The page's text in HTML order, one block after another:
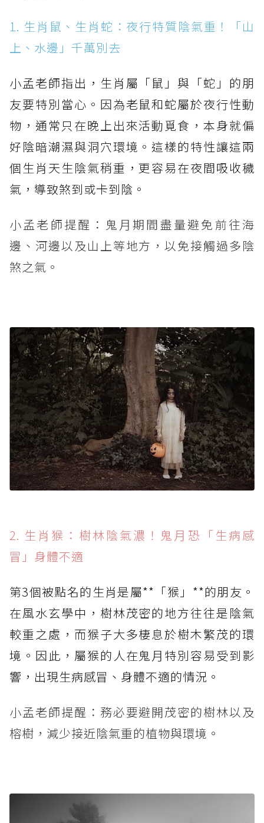
1. 生肖鼠、生肖蛇：夜行特質陰氣重！「山
上、水邊」千萬別去
小孟老師指出，生肖屬「鼠」與「蛇」的朋
友要特別當心。因為老鼠和蛇屬於夜行性動
物，通常只在晚上出來活動覓食，本身就偏
好陰暗潮濕與洞穴環境。這樣的特性讓這兩
個生肖天生陰氣稍重，更容易在夜間吸收穢
氣，導致煞到或卡到陰。
小孟老師提醒：鬼月期間盡量避免前往海
邊、河邊以及山上等地方，以免接觸過多陰
煞之氣。
2. 生肖猴：樹林陰氣濃！鬼月恐「生病感
冒」身體不適
第3個被點名的生肖是屬**「猴」**的朋友。
在風水玄學中，樹林茂密的地方往往是陰氣
較重之處，而猴子大多棲息於樹木繁茂的環
境。因此，屬猴的人在鬼月特別容易受到影
響，出現生病感冒、身體不適的情況。
小孟老師提醒：務必要避開茂密的樹林以及
榕樹，減少接近陰氣重的植物與環境。